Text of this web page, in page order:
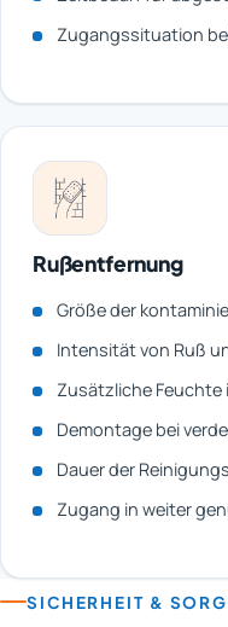
Zugangssituation
Rußentfernung
Größe der
Intensität von Ruß
Zusätzliche Feuchte
Demontage bei
Dauer der
Zugang in weiter
SICHERHEIT &